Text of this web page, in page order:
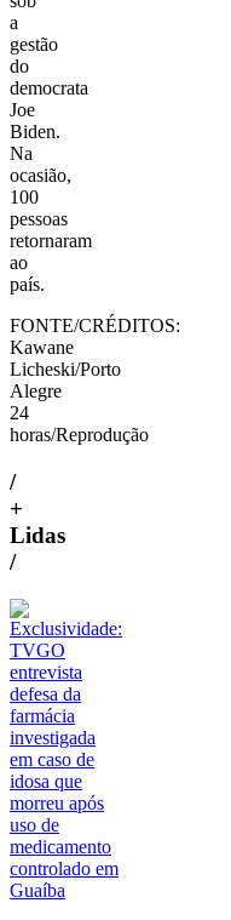
a
gestão
do
democrata
Joe
Biden.
Na
ocasião,
100
pessoas
retornaram
ao
país.
FONTE/CRÉDITOS:
Kawane
Licheski/Porto
Alegre
24
horas/Reprodução
/
+
Lidas
/